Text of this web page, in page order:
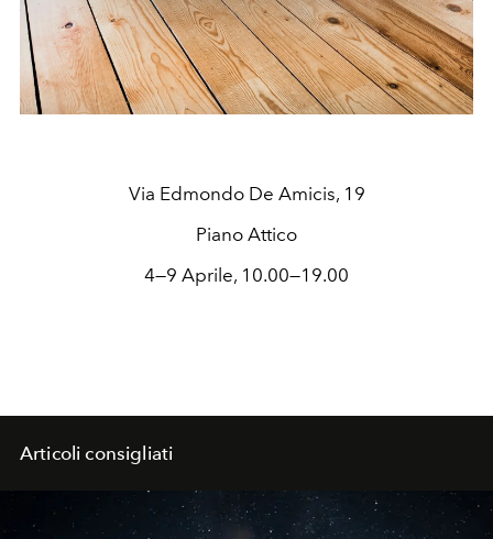
Via Edmondo De Amicis, 19
Piano Attico
4—9 Aprile, 10.00—19.00
Articoli consigliati